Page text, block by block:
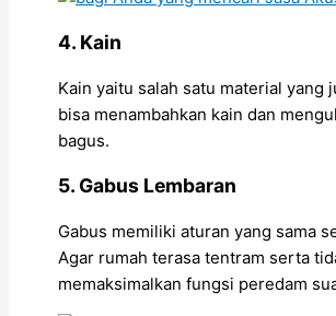
4. Kain
Kain yaitu salah satu material yang
bisa menambahkan kain dan
bagus.
5. Gabus Lembaran
Gabus memiliki aturan yang sama
Agar rumah terasa tentram serta
memaksimalkan fungsi peredam